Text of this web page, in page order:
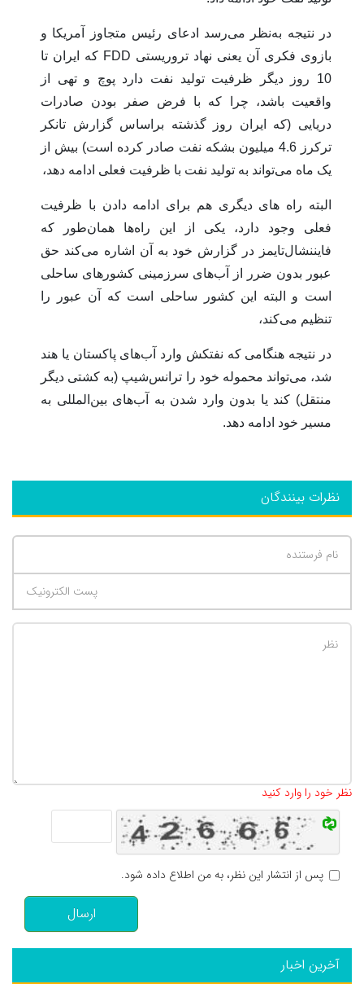
در نتیجه به‌نظر می‌رسد ادعای رئیس متجاوز آمریکا و
بازوی فکری آن یعنی نهاد تروریستی FDD که ایران تا
10 روز دیگر ظرفیت تولید نفت دارد پوچ و تهی از
واقعیت باشد، چرا که با فرض صفر بودن صادرات
دریایی (که ایران روز گذشته براساس گزارش تانکر
ترکرز 4.6 میلیون بشکه نفت صادر کرده است) بیش از
یک ماه می‌تواند به تولید نفت با ظرفیت فعلی ادامه دهد،
البته راه های دیگری هم برای ادامه دادن با ظرفیت
فعلی وجود دارد، یکی از این راه‌ها همان‌طور که
فایننشال‌تایمز در گزارش خود به آن اشاره می‌کند حق
عبور بدون ضرر از آب‌های سرزمینی کشورهای ساحلی
است و البته این کشور ساحلی است که آن عبور را
تنظیم می‌کند،
در نتیجه هنگامی که نفتکش وارد آب‌های پاکستان یا هند
شد، می‌تواند محموله خود را ترانس‌شیپ (به کشتی دیگر
منتقل) کند یا بدون وارد شدن به آب‌های بین‌المللی به
مسیر خود ادامه دهد.
نظرات بینندگان
نظر خود را وارد کنید
پس از انتشار این نظر، به من اطلاع داده شود.
ارسال
آخرین اخبار